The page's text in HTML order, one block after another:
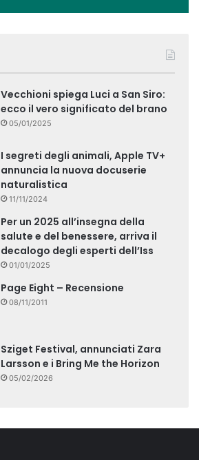
Vecchioni spiega Luci a San Siro:
ecco il vero significato del brano
05/01/2025
I segreti degli animali, Apple TV+
annuncia la nuova docuserie
naturalistica
11/11/2024
Per un 2025 all’insegna della
salute e del benessere, arriva il
decalogo degli esperti dell’Iss
01/01/2025
Page Eight – Recensione
08/11/2011
Sziget Festival, annunciati Zara
Larsson e i Bring Me the Horizon
05/02/2026